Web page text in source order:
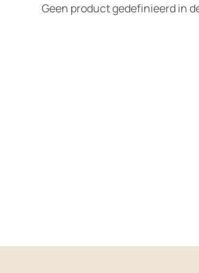
Geen product gedefinieerd in